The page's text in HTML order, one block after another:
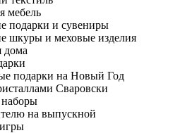
мебель
подарки и сувениры
шкуры и меховые изделия
дома
подарки на Новый Год
Сваровски
на выпускной